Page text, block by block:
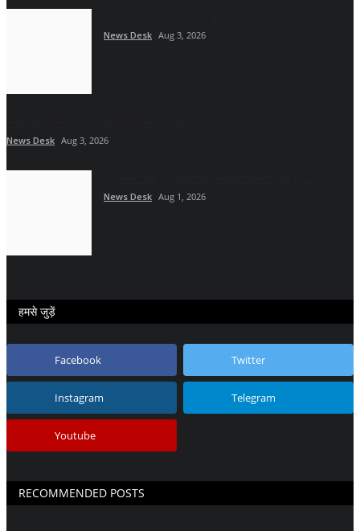
News Desk Aug 3, 2026
News Desk Aug 3, 2026
News Desk Aug 1, 2026
हमसे जुड़ें
Facebook Twitter
Instagram Telegram
Youtube
RECOMMENDED POSTS